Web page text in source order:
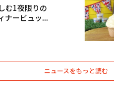
む1夜限りの
ナービュッ...
ニュースをもっと読む